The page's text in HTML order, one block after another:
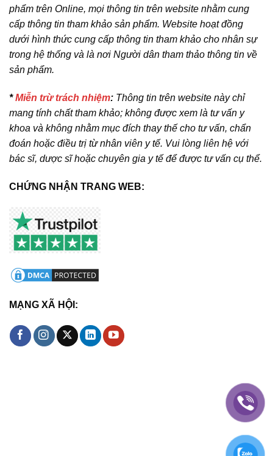
phẩm trên Online, mọi thông tin trên website nhằm cung
cấp thông tin tham khảo sản phẩm. Website hoạt đồng
dưới hình thức cung cấp thông tin tham khảo cho nhân sự
trong hệ thống và là nơi Người dân tham thảo thông tin về
sản phẩm.
*Miễn trừ trách nhiệm: Thông tin trên website này chỉ
mang tính chất tham khảo; không được xem là tư vấn y
khoa và không nhằm mục đích thay thế cho tư vấn, chẩn
đoán hoặc điều trị từ nhân viên y tế. Vui lòng liên hệ với
bác sĩ, dược sĩ hoặc chuyên gia y tế để được tư vấn cụ thể.
CHỨNG NHẬN TRANG WEB:
MẠNG XÃ HỘI: